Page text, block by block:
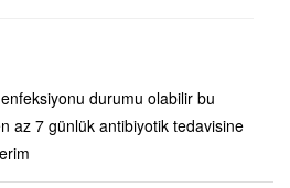
durumu olabilir bu
az 7 günlük antibiyotik tedavisine